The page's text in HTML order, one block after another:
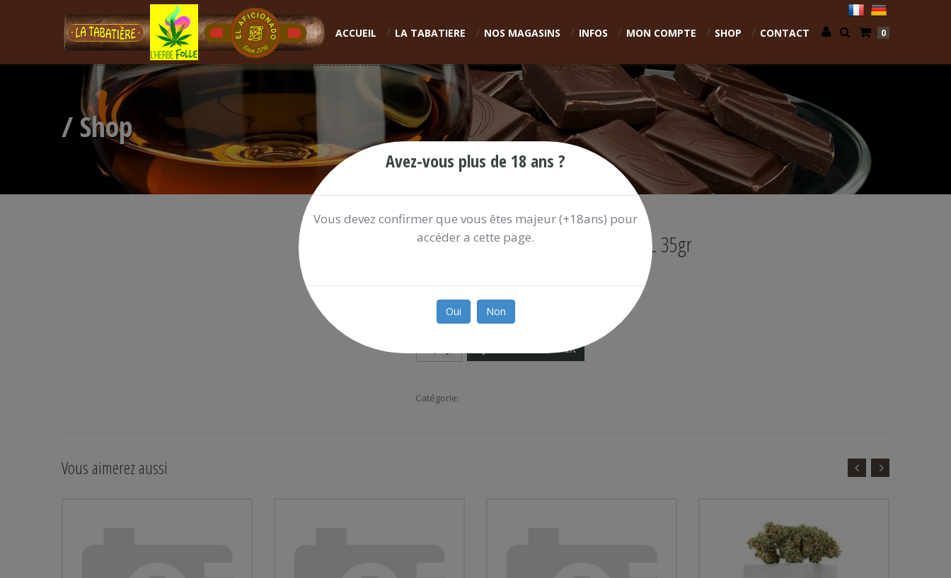
0
ACCUEIL LA TABATIERE NOS MAGASINS INFOS MON COMPTE SHOP CONTACT
/ Shop
TISANE CHANVRE CUMIN/FENOUIL 35gr
12.00 €
TISANE711K
AJOUTER AU PANIER
Catégorie:
Vous aimerez aussi
Avez-vous plus de 18 ans ?
Vous devez confirmer que vous êtes majeur (+18ans) pour
accéder a cette page.
Oui Non